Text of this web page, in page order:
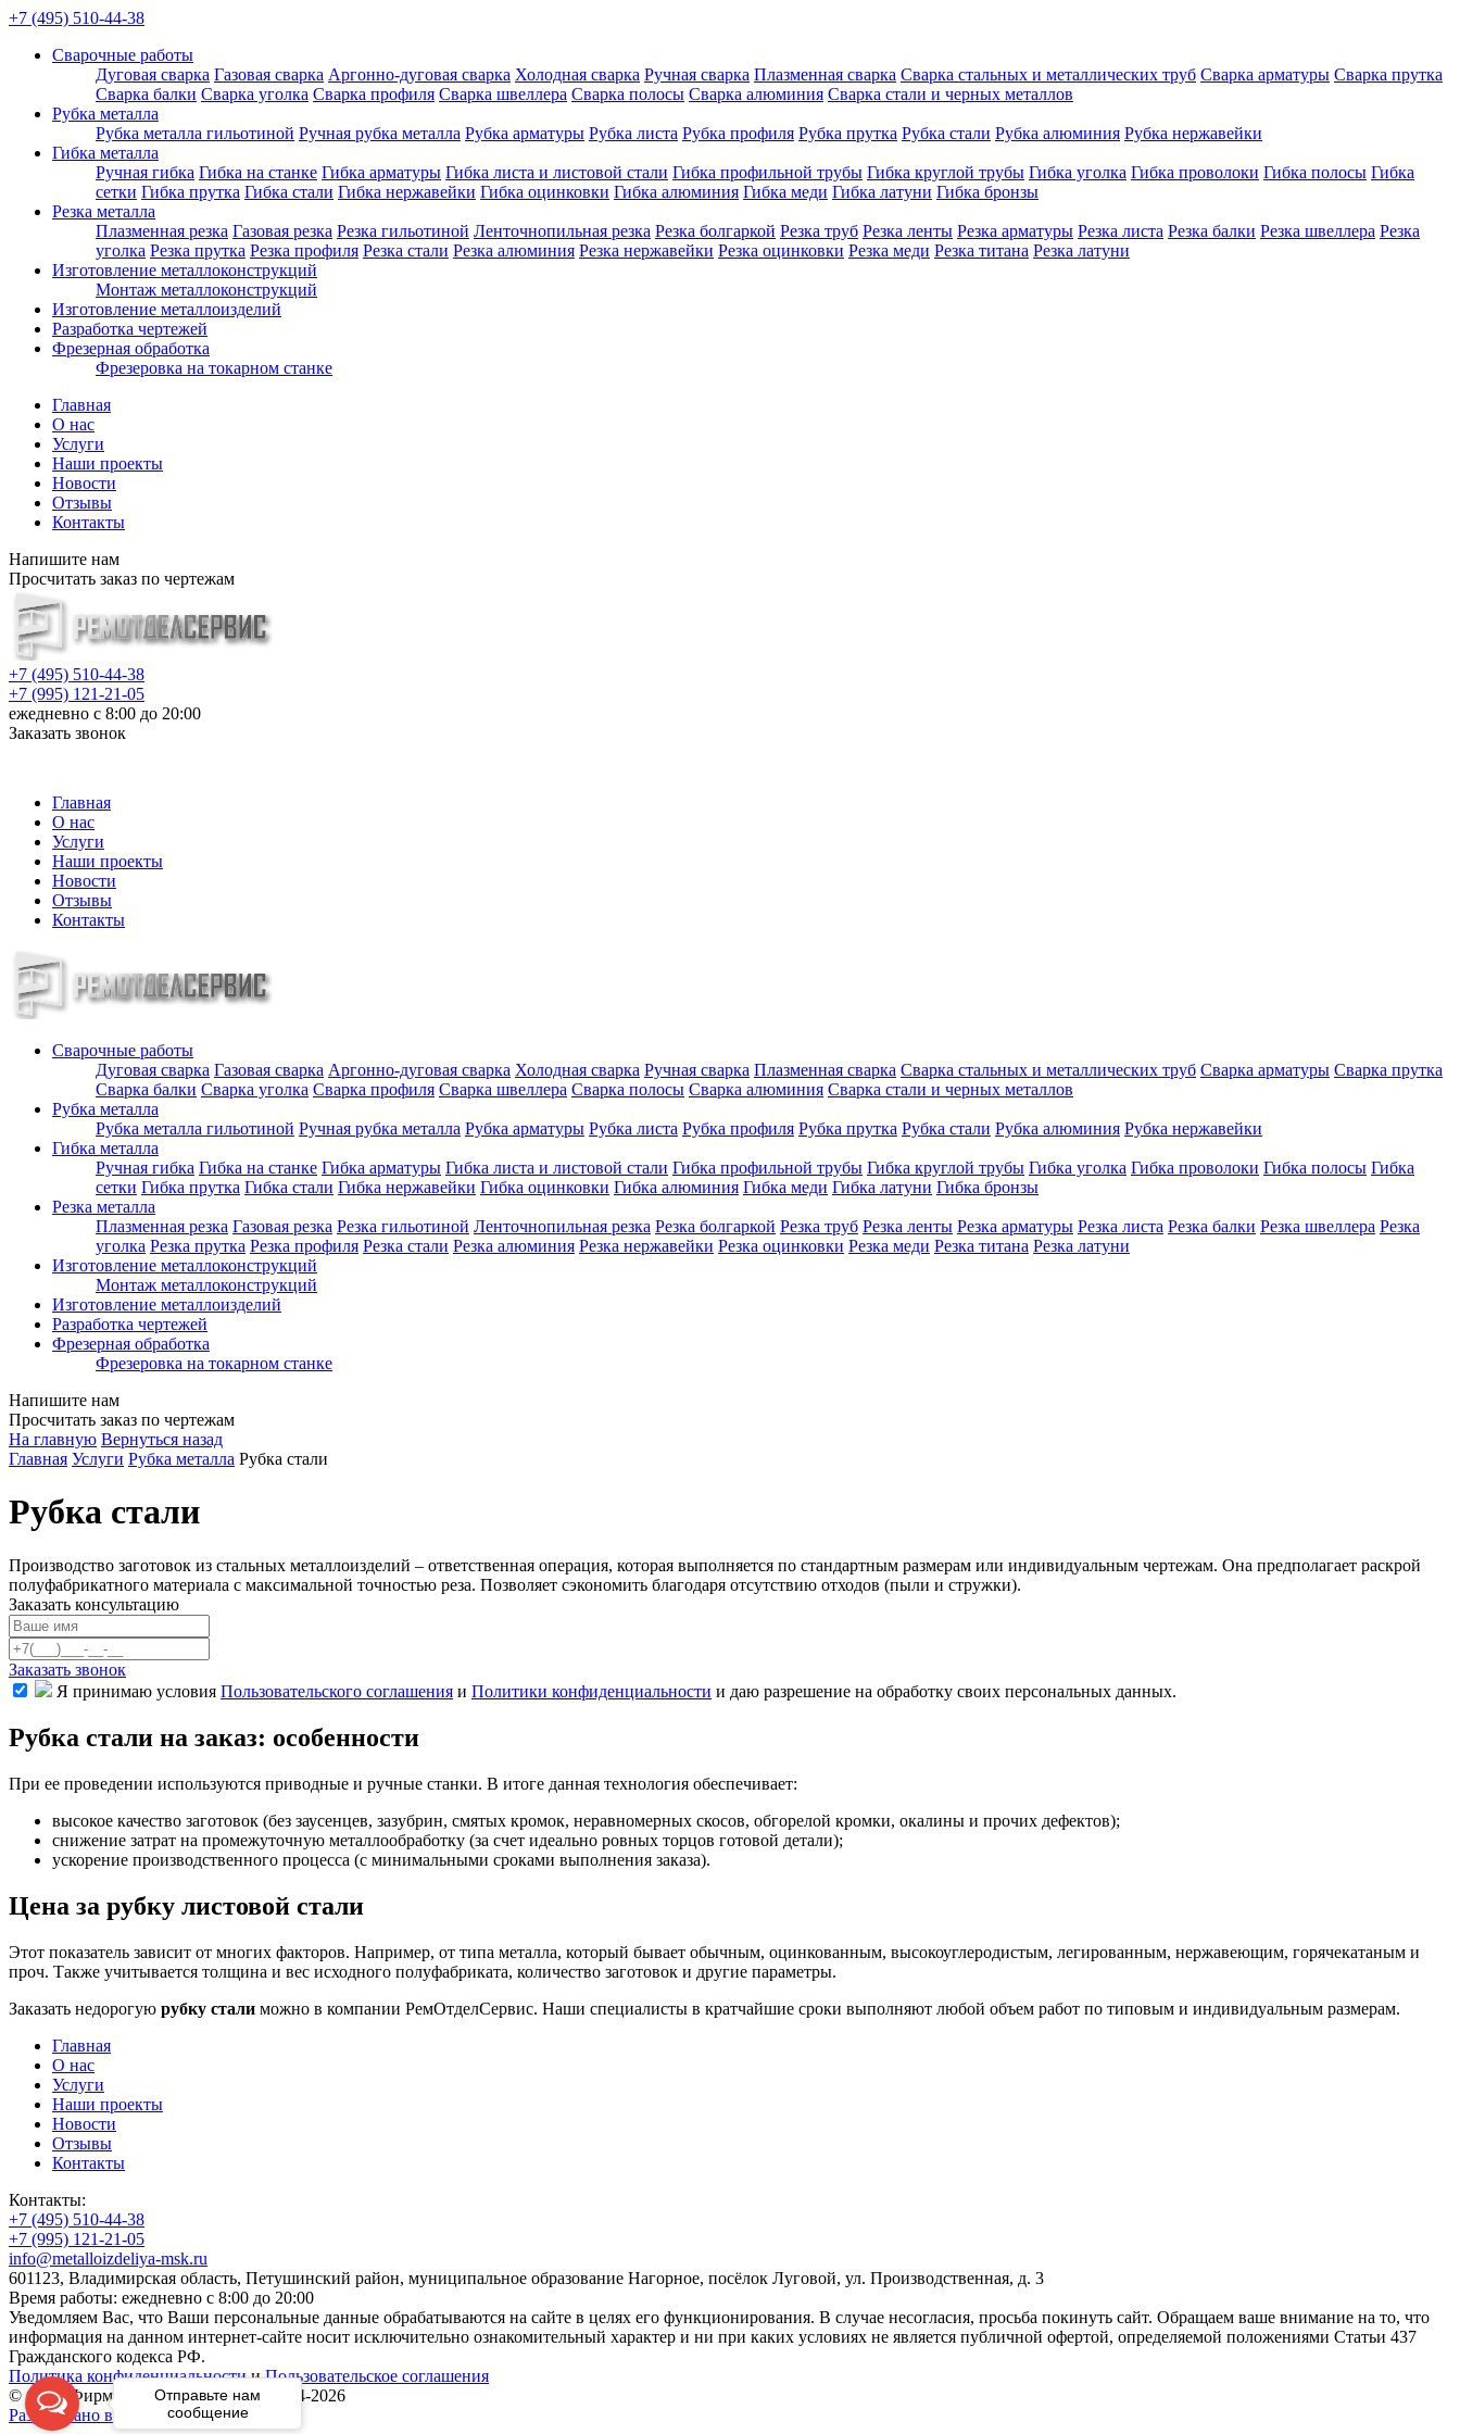
+7 (495) 510-44-38
Сварочные работы
Дуговая сварка Газовая сварка Аргонно-дуговая сварка Холодная сварка Ручная сварка Плазменная сварка Сварка стальных и металлических труб Сварка арматуры Сварка прутка
Сварка балки Сварка уголка Сварка профиля Сварка швеллера Сварка полосы Сварка алюминия Сварка стали и черных металлов
Рубка металла
Рубка металла гильотиной Ручная рубка металла Рубка арматуры Рубка листа Рубка профиля Рубка прутка Рубка стали Рубка алюминия Рубка нержавейки
Гибка металла
Ручная гибка Гибка на станке Гибка арматуры Гибка листа и листовой стали Гибка профильной трубы Гибка круглой трубы Гибка уголка Гибка проволоки Гибка полосы Гибка
сетки Гибка прутка Гибка стали Гибка нержавейки Гибка оцинковки Гибка алюминия Гибка меди Гибка латуни Гибка бронзы
Резка металла
Плазменная резка Газовая резка Резка гильотиной Ленточнопильная резка Резка болгаркой Резка труб Резка ленты Резка арматуры Резка листа Резка балки Резка швеллера Резка
уголка Резка прутка Резка профиля Резка стали Резка алюминия Резка нержавейки Резка оцинковки Резка меди Резка титана Резка латуни
Изготовление металлоконструкций
Монтаж металлоконструкций
Изготовление металлоизделий
Разработка чертежей
Фрезерная обработка
Фрезеровка на токарном станке
Главная
О нас
Услуги
Наши проекты
Новости
Отзывы
Контакты
Напишите нам
Просчитать заказ по чертежам
+7 (495) 510-44-38
+7 (995) 121-21-05
ежедневно с 8:00 до 20:00
Заказать звонок
Главная
О нас
Услуги
Наши проекты
Новости
Отзывы
Контакты
Сварочные работы
Дуговая сварка Газовая сварка Аргонно-дуговая сварка Холодная сварка Ручная сварка Плазменная сварка Сварка стальных и металлических труб Сварка арматуры Сварка прутка
Сварка балки Сварка уголка Сварка профиля Сварка швеллера Сварка полосы Сварка алюминия Сварка стали и черных металлов
Рубка металла
Рубка металла гильотиной Ручная рубка металла Рубка арматуры Рубка листа Рубка профиля Рубка прутка Рубка стали Рубка алюминия Рубка нержавейки
Гибка металла
Ручная гибка Гибка на станке Гибка арматуры Гибка листа и листовой стали Гибка профильной трубы Гибка круглой трубы Гибка уголка Гибка проволоки Гибка полосы Гибка
сетки Гибка прутка Гибка стали Гибка нержавейки Гибка оцинковки Гибка алюминия Гибка меди Гибка латуни Гибка бронзы
Резка металла
Плазменная резка Газовая резка Резка гильотиной Ленточнопильная резка Резка болгаркой Резка труб Резка ленты Резка арматуры Резка листа Резка балки Резка швеллера Резка
уголка Резка прутка Резка профиля Резка стали Резка алюминия Резка нержавейки Резка оцинковки Резка меди Резка титана Резка латуни
Изготовление металлоконструкций
Монтаж металлоконструкций
Изготовление металлоизделий
Разработка чертежей
Фрезерная обработка
Фрезеровка на токарном станке
Напишите нам
Просчитать заказ по чертежам
На главную Вернуться назад
Главная Услуги Рубка металла Рубка стали
Рубка стали
Производство заготовок из стальных металлоизделий – ответственная операция, которая выполняется по стандартным размерам или индивидуальным чертежам. Она предполагает раскрой
полуфабрикатного материала с максимальной точностью реза. Позволяет сэкономить благодаря отсутствию отходов (пыли и стружки).
Заказать консультацию
Заказать звонок
Я принимаю условия Пользовательского соглашения и Политики конфиденциальности и даю разрешение на обработку своих персональных данных.
Рубка стали на заказ: особенности
При ее проведении используются приводные и ручные станки. В итоге данная технология обеспечивает:
высокое качество заготовок (без заусенцев, зазубрин, смятых кромок, неравномерных скосов, обгорелой кромки, окалины и прочих дефектов);
снижение затрат на промежуточную металлообработку (за счет идеально ровных торцов готовой детали);
ускорение производственного процесса (с минимальными сроками выполнения заказа).
Цена за рубку листовой стали
Этот показатель зависит от многих факторов. Например, от типа металла, который бывает обычным, оцинкованным, высокоуглеродистым, легированным, нержавеющим, горячекатаным и
проч. Также учитывается толщина и вес исходного полуфабриката, количество заготовок и другие параметры.
Заказать недорогую рубку стали можно в компании РемОтделСервис. Наши специалисты в кратчайшие сроки выполняют любой объем работ по типовым и индивидуальным размерам.
Главная
О нас
Услуги
Наши проекты
Новости
Отзывы
Контакты
Контакты:
+7 (495) 510-44-38
+7 (995) 121-21-05
info@metalloizdeliya-msk.ru
601123, Владимирская область, Петушинский район, муниципальное образование Нагорное, посёлок Луговой, ул. Производственная, д. 3
Время работы: ежедневно с 8:00 до 20:00
Уведомляем Вас, что Ваши персональные данные обрабатываются на сайте в целях его функционирования. В случае несогласия, просьба покинуть сайт. Обращаем ваше внимание на то, что
информация на данном интернет-сайте носит исключительно ознакомительный характер и ни при каких условиях не является публичной офертой, определяемой положениями Статьи 437
Гражданского кодекса РФ.
Политика конфиденциальностииПользовательское соглашения
© ООО Фирма «Ремотделсервис», 1994-2026
Разработано в
Отправьте нам
сообщение